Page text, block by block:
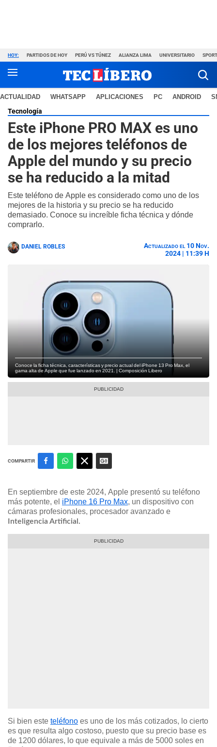
HOY: PARTIDOS DE HOY PERÚ VS TÚNEZ ALIANZA LIMA UNIVERSITARIO
ACTUALIDAD WHATSAPP APLICACIONES PC ANDROID
Tecnología
Este iPhone PRO MAX es uno
de los mejores teléfonos de
Apple del mundo y su precio
se ha reducido a la mitad
Este teléfono de Apple es considerado como uno de los
mejores de la historia y su precio se ha reducido
demasiado. Conoce su increíble ficha técnica y dónde
comprarlo.
DANIEL ROBLES
Actualizado el 10 Nov.
2024 | 11:39 H
Conoce la ficha técnica, características y precio actual del iPhone 13 Pro Max, el
gama alta de Apple que fue lanzado en 2021. | Composición Libero
COMPARTIR
En septiembre de este 2024, Apple presentó su teléfono
más potente, el iPhone 16 Pro Max, un dispositivo con
cámaras profesionales, procesador avanzado e
Inteligencia Artificial.
Si bien este teléfono es uno de los más cotizados, lo cierto
es que resulta algo costoso, puesto que su precio base es
de 1200 dólares, lo que equivale a más de 5000 soles en